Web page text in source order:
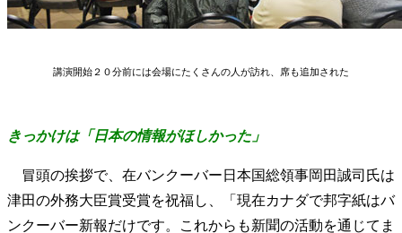
講演開始２０分前には会場にたくさんの人が訪れ、席も追加された
きっかけは「日本の情報がほしかった」
冒頭の挨拶で、在バンクーバー日本国総領事岡田誠司氏は
津田の外務大臣賞受賞を祝福し、「現在カナダで邦字紙はバ
ンクーバー新報だけです。これからも新聞の活動を通じてま